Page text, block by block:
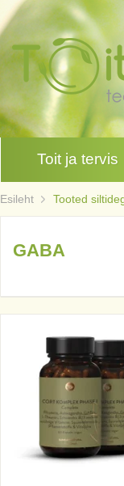
Toit ja tervis
Esileht Tooted
GABA